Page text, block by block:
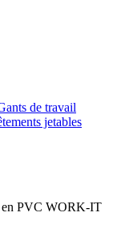
de travail
jetables
en PVC WORK-IT